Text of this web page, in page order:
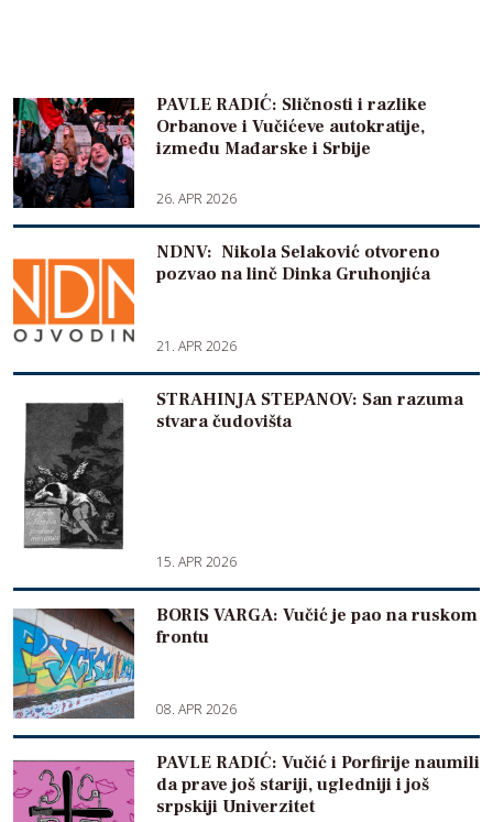
PAVLE RADIĆ: Sličnosti i razlike
Orbanove i Vučićeve autokratije,
između Mađarske i Srbije
26. APR 2026
NDNV: Nikola Selaković otvoreno
pozvao na linč Dinka Gruhonjića
21. APR 2026
STRAHINJA STEPANOV: San razuma
stvara čudovišta
15. APR 2026
BORIS VARGA: Vučić je pao na ruskom
frontu
08. APR 2026
PAVLE RADIĆ: Vučić i Porfirije naumili
da prave još stariji, ugledniji i još
srpskiji Univerzitet